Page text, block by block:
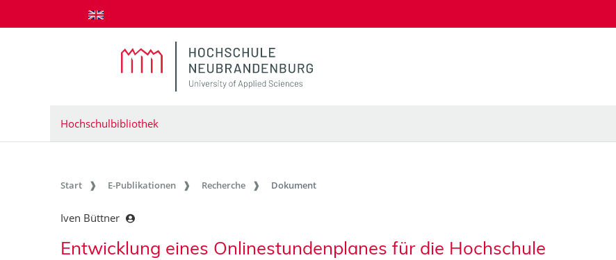
zum Inhalt springen
Hochschulbibliothek
Start E-Publikationen Recherche Dokument
Iven Büttner
Entwicklung eines Onlinestundenplanes für die Hochschule